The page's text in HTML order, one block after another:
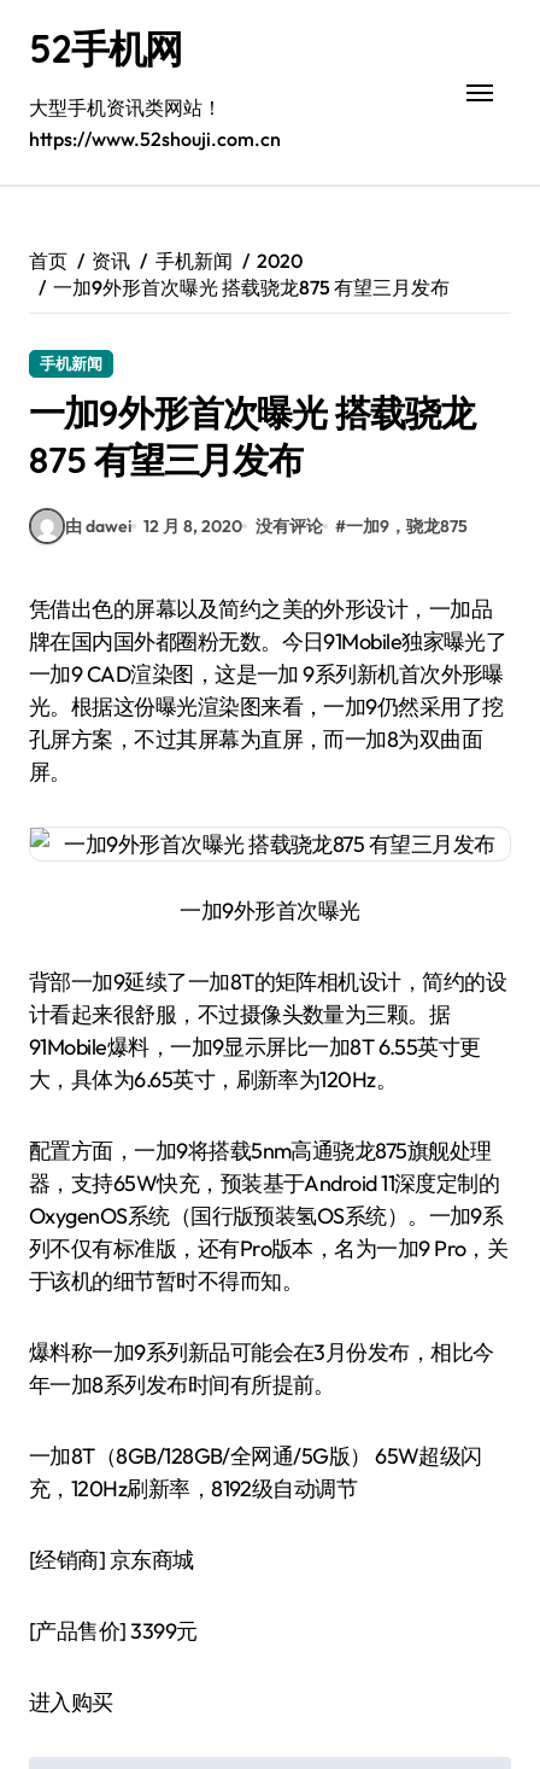
52手机网
大型手机资讯类网站！
https://www.52shouji.com.cn
首页 资讯 手机新闻
2020
一加9外形首次曝光 搭载骁龙875 有望三月发布
手机新闻
一加9外形首次曝光 搭载骁龙
875 有望三月发布
由 dawei 12 月 8, 2020 没有评论 #一加9，骁龙875
凭借出色的屏幕以及简约之美的外形设计，一加品
牌在国内国外都圈粉无数。今日91Mobile独家曝光了
一加9 CAD渲染图，这是一加 9系列新机首次外形曝
光。根据这份曝光渲染图来看，一加9仍然采用了挖
孔屏方案，不过其屏幕为直屏，而一加8为双曲面
屏。
一加9外形首次曝光
背部一加9延续了一加8T的矩阵相机设计，简约的设
计看起来很舒服，不过摄像头数量为三颗。据
91Mobile爆料，一加9显示屏比一加8T 6.55英寸更
大，具体为6.65英寸，刷新率为120Hz。
配置方面，一加9将搭载5nm高通骁龙875旗舰处理
器，支持65W快充，预装基于Android 11深度定制的
OxygenOS系统（国行版预装氢OS系统）。一加9系
列不仅有标准版，还有Pro版本，名为一加9 Pro，关
于该机的细节暂时不得而知。
爆料称一加9系列新品可能会在3月份发布，相比今
年一加8系列发布时间有所提前。
一加8T（8GB/128GB/全网通/5G版） 65W超级闪
充，120Hz刷新率，8192级自动调节
[经销商]京东商城
[产品售价]3399元
进入购买